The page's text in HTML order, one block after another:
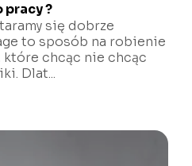
pracy ?
się dobrze
to sposób na robienie
które chcąc nie chcąc
Dlat...